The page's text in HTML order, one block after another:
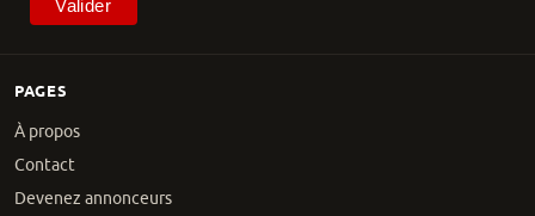
PAGES
À propos
Contact
Devenez annonceurs